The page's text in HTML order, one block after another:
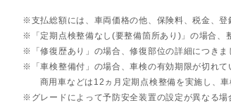
支払総額には、車両価格の他、保険料、税金、
「定期点検整備なし(要整備箇所あり)」の場合
「修復歴あり」の場合、修復部位の詳細につき
「車検整備付」の場合、車検の有効期限が切れ
商用車などは12ヵ月定期点検整備を実施し、
グレードによって予防安全装置の設定が異なる場